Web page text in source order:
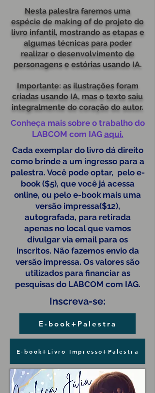
Nesta palestra faremos uma
espécie de making of do projeto do
livro infantil, mostrando as etapas e
algumas técnicas para poder
realizar o desenvolvimento de
personagens e estórias usando IA.
Importante: as ilustrações foram
criadas usando IA, mas o texto saiu
integralmente do coração do autor.
Conheça mais sobre o trabalho do
LABCOM com IAG aqui.
Cada exemplar do livro dá direito
como brinde a um ingresso para a
palestra. Você pode optar, pelo e-
book ($5), que você já acessa
online, ou pelo e-book mais uma
versão impressa($12),
autografada, para retirada
apenas no local que vamos
divulgar via email para os
inscritos. Não fazemos envio da
versão impressa. Os valores são
utilizados para financiar as
pesquisas do LABCOM com IAG.
Inscreva-se:
E-book+Palestra
E-book+Livro Impresso+Palestra